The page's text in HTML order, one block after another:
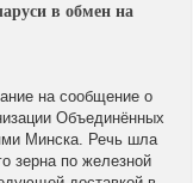
в обмен на
на сообщение о
Объединённых
Минска. Речь шла
зерна по железной